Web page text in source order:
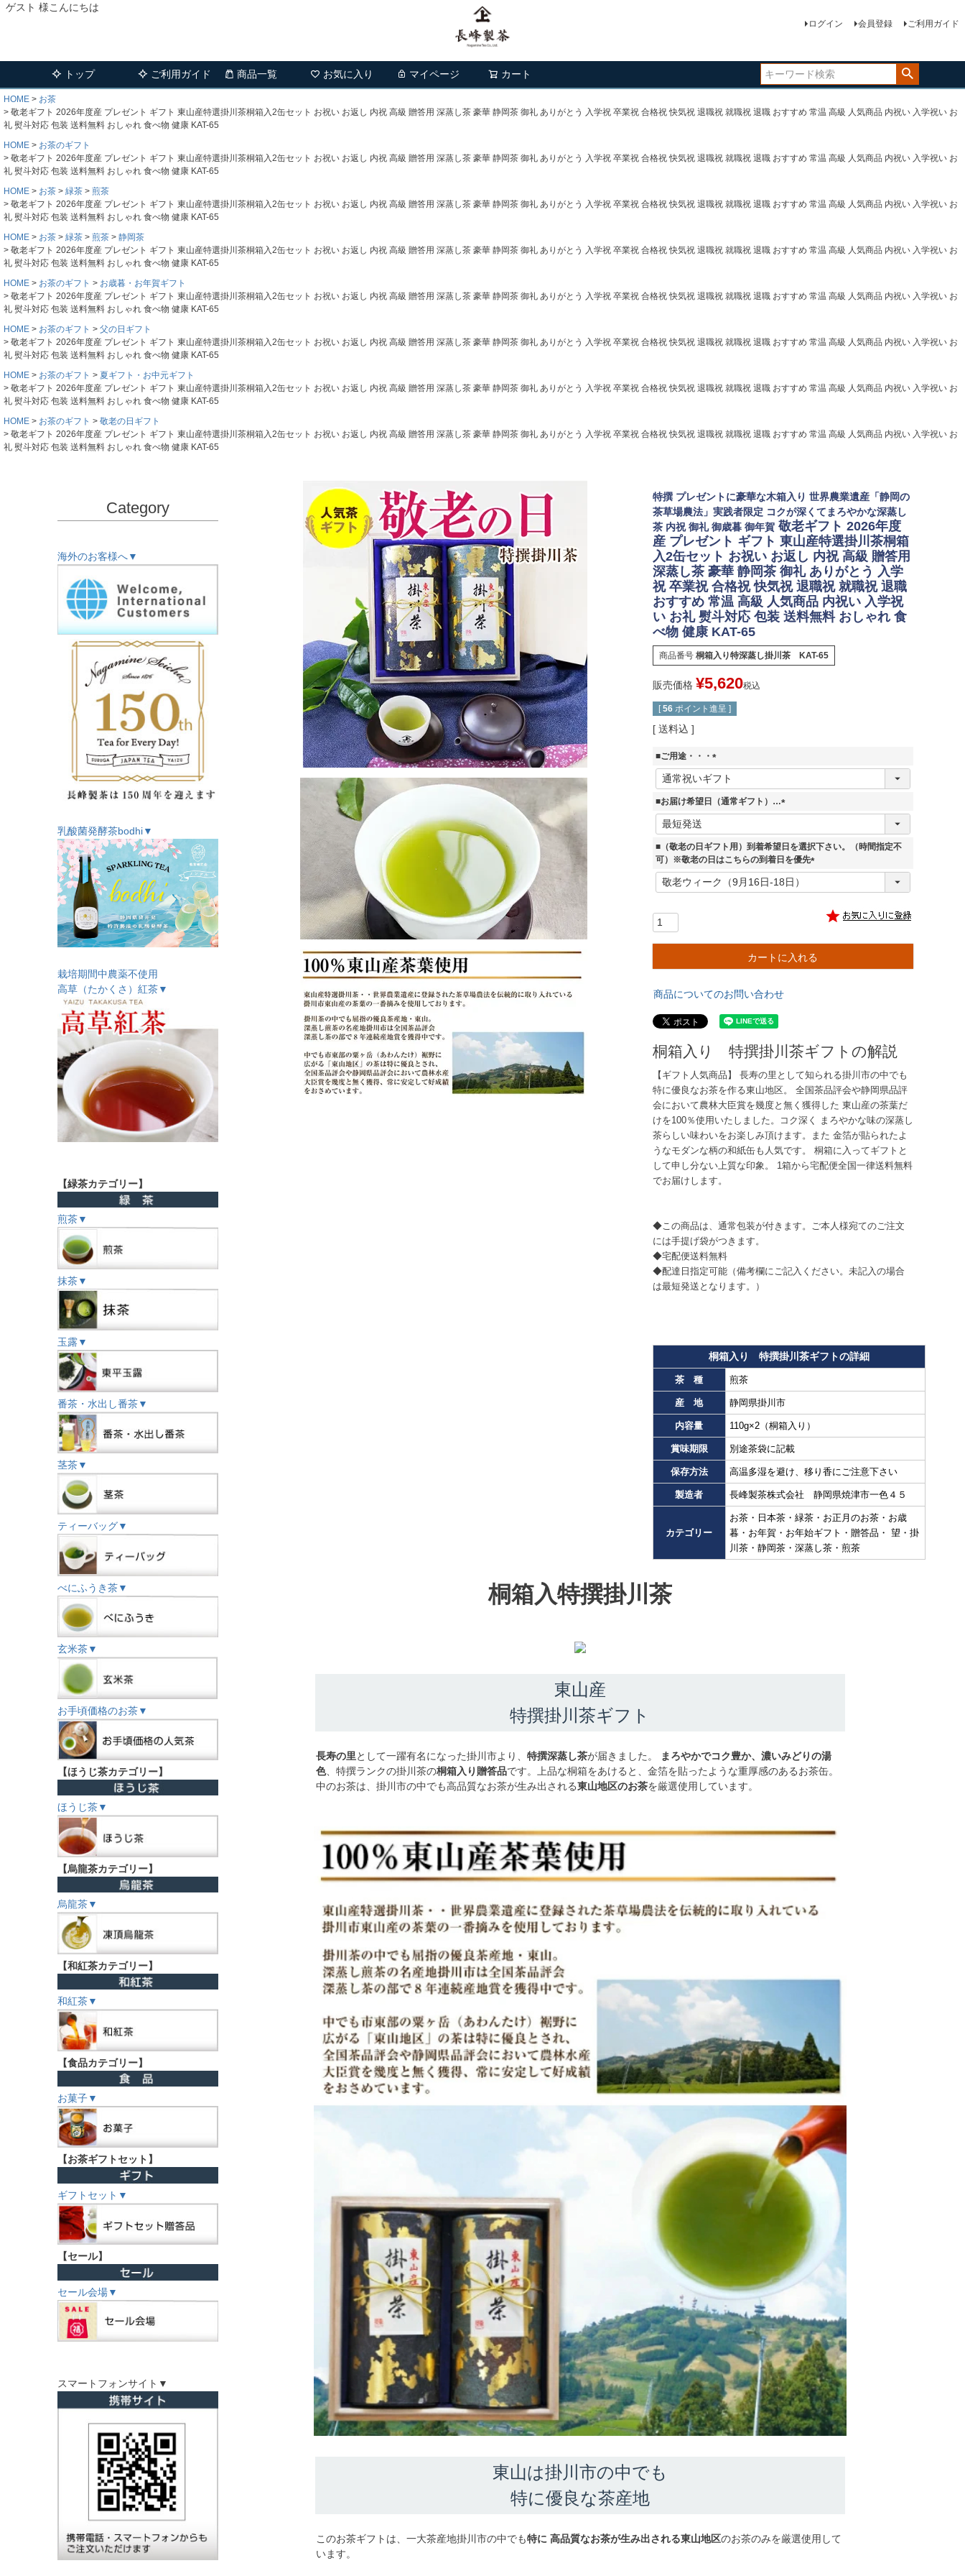
ゲスト 様こんにちは
ログイン 会員登録 ご利用ガイド
トップ ご利用ガイド 商品一覧 お気に入り マイページ カート
HOME
お茶
敬老ギフト 2026年度産 プレゼント ギフト 東山産特選掛川茶桐箱入2缶セット お祝い お返し 内祝 高級 贈答用 深蒸し茶 豪華 静岡茶 御礼 ありがとう 入学祝 卒業祝 合格祝 快気祝 退職祝 就職祝 退職 おすすめ 常温 高級 人気商品 内祝い 入学祝い お
礼 熨斗対応 包装 送料無料 おしゃれ 食べ物 健康 KAT-65
HOME
お茶のギフト
敬老ギフト 2026年度産 プレゼント ギフト 東山産特選掛川茶桐箱入2缶セット お祝い お返し 内祝 高級 贈答用 深蒸し茶 豪華 静岡茶 御礼 ありがとう 入学祝 卒業祝 合格祝 快気祝 退職祝 就職祝 退職 おすすめ 常温 高級 人気商品 内祝い 入学祝い お
礼 熨斗対応 包装 送料無料 おしゃれ 食べ物 健康 KAT-65
HOME
お茶 緑茶
煎茶
敬老ギフト 2026年度産 プレゼント ギフト 東山産特選掛川茶桐箱入2缶セット お祝い お返し 内祝 高級 贈答用 深蒸し茶 豪華 静岡茶 御礼 ありがとう 入学祝 卒業祝 合格祝 快気祝 退職祝 就職祝 退職 おすすめ 常温 高級 人気商品 内祝い 入学祝い お
礼 熨斗対応 包装 送料無料 おしゃれ 食べ物 健康 KAT-65
HOME
お茶 緑茶 煎茶
静岡茶
敬老ギフト 2026年度産 プレゼント ギフト 東山産特選掛川茶桐箱入2缶セット お祝い お返し 内祝 高級 贈答用 深蒸し茶 豪華 静岡茶 御礼 ありがとう 入学祝 卒業祝 合格祝 快気祝 退職祝 就職祝 退職 おすすめ 常温 高級 人気商品 内祝い 入学祝い お
礼 熨斗対応 包装 送料無料 おしゃれ 食べ物 健康 KAT-65
HOME
お茶のギフト
お歳暮・お年賀ギフト
敬老ギフト 2026年度産 プレゼント ギフト 東山産特選掛川茶桐箱入2缶セット お祝い お返し 内祝 高級 贈答用 深蒸し茶 豪華 静岡茶 御礼 ありがとう 入学祝 卒業祝 合格祝 快気祝 退職祝 就職祝 退職 おすすめ 常温 高級 人気商品 内祝い 入学祝い お
礼 熨斗対応 包装 送料無料 おしゃれ 食べ物 健康 KAT-65
HOME
お茶のギフト
父の日ギフト
敬老ギフト 2026年度産 プレゼント ギフト 東山産特選掛川茶桐箱入2缶セット お祝い お返し 内祝 高級 贈答用 深蒸し茶 豪華 静岡茶 御礼 ありがとう 入学祝 卒業祝 合格祝 快気祝 退職祝 就職祝 退職 おすすめ 常温 高級 人気商品 内祝い 入学祝い お
礼 熨斗対応 包装 送料無料 おしゃれ 食べ物 健康 KAT-65
HOME
お茶のギフト
夏ギフト・お中元ギフト
敬老ギフト 2026年度産 プレゼント ギフト 東山産特選掛川茶桐箱入2缶セット お祝い お返し 内祝 高級 贈答用 深蒸し茶 豪華 静岡茶 御礼 ありがとう 入学祝 卒業祝 合格祝 快気祝 退職祝 就職祝 退職 おすすめ 常温 高級 人気商品 内祝い 入学祝い お
礼 熨斗対応 包装 送料無料 おしゃれ 食べ物 健康 KAT-65
HOME
お茶のギフト
敬老の日ギフト
敬老ギフト 2026年度産 プレゼント ギフト 東山産特選掛川茶桐箱入2缶セット お祝い お返し 内祝 高級 贈答用 深蒸し茶 豪華 静岡茶 御礼 ありがとう 入学祝 卒業祝 合格祝 快気祝 退職祝 就職祝 退職 おすすめ 常温 高級 人気商品 内祝い 入学祝い お
礼 熨斗対応 包装 送料無料 おしゃれ 食べ物 健康 KAT-65
Category
海外のお客様へ▼
乳酸菌発酵茶bodhi▼
栽培期間中農薬不使用
高草（たかくさ）紅茶▼
【緑茶カテゴリー】
煎茶▼
抹茶▼
玉露▼
番茶・水出し番茶▼
茎茶▼
ティーバッグ▼
べにふうき茶▼
玄米茶▼
お手頃価格のお茶▼
【ほうじ茶カテゴリー】
ほうじ茶▼
【烏龍茶カテゴリー】
烏龍茶▼
【和紅茶カテゴリー】
和紅茶▼
【食品カテゴリー】
お菓子▼
【お茶ギフトセット】
ギフトセット▼
【セール】
セール会場▼
スマートフォンサイト▼
特撰 プレゼントに豪華な木箱入り 世界農業遺産「静岡の
茶草場農法」実践者限定 コクが深くてまろやかな深蒸し
茶 内祝 御礼 御歳暮 御年賀 敬老ギフト 2026年度
産 プレゼント ギフト 東山産特選掛川茶桐箱
入2缶セット お祝い お返し 内祝 高級 贈答用
深蒸し茶 豪華 静岡茶 御礼 ありがとう 入学
祝 卒業祝 合格祝 快気祝 退職祝 就職祝 退職
おすすめ 常温 高級 人気商品 内祝い 入学祝
い お礼 熨斗対応 包装 送料無料 おしゃれ 食
べ物 健康 KAT-65
商品番号 桐箱入り特深蒸し掛川茶 KAT-65
販売価格 ¥5,620税込
[ 56 ポイント進呈 ]
送料込
■ご用途・・・
(
必
須
■お届け希望日（通常ギフト）…
(
須
)
■（敬老の日ギフト用）到着希望日を選択下さい。（時間指定不
可）※敬老の日はこちらの到着日を優先
(
カートに入れる
商品についてのお問い合わせ
桐箱入り 特撰掛川茶ギフトの解説
【ギフト人気商品】 長寿の里として知られる掛川市の中でも
特に優良なお茶を作る東山地区。 全国茶品評会や静岡県品評
会において農林大臣賞を幾度と無く獲得した 東山産の茶葉だ
けを100％使用いたしました。コク深く まろやかな味の深蒸し
茶らしい味わいをお楽しみ頂けます。また 金箔が貼られたよ
うなモダンな柄の和紙缶も人気です。 桐箱に入ってギフトと
して申し分ない上質な印象。 1箱から宅配便全国一律送料無料
でお届けします。
◆この商品は、通常包装が付きます。ご本人様宛てのご注文
には手提げ袋がつきます。
◆宅配便送料無料
◆配達日指定可能（備考欄にご記入ください。未記入の場合
は最短発送となります。）
桐箱入り 特撰掛川茶ギフトの詳細
茶 種 煎茶
産 地 静岡県掛川市
内容量 110g×2（桐箱入り）
賞味期限 別途茶袋に記載
保存方法 高温多湿を避け、移り香にご注意下さい
製造者 長峰製茶株式会社 静岡県焼津市一色４５
カテゴリー
お茶・日本茶・緑茶・お正月のお茶・お歳
暮・お年賀・お年始ギフト・贈答品・ 望・掛
川茶・静岡茶・深蒸し茶・煎茶
桐箱入特撰掛川茶
東山産
特撰掛川茶ギフト
長寿の里として一躍有名になった掛川市より、 特撰深蒸し茶が届きました。
まろやかでコク豊か、濃いみどりの湯
色、特撰ランクの掛川茶の桐箱入り贈答品です。上品な桐箱をあけると、金箔を貼ったような重厚感のあるお茶缶。
中のお茶は、掛川市の中でも高品質なお茶が生み出される東山地区のお茶を厳選使用しています。
東山は掛川市の中でも
特に優良な茶産地
このお茶ギフトは、一大茶産地掛川市の中でも特に 高品質なお茶が生み出される東山地区のお茶のみを厳選使用して
います。